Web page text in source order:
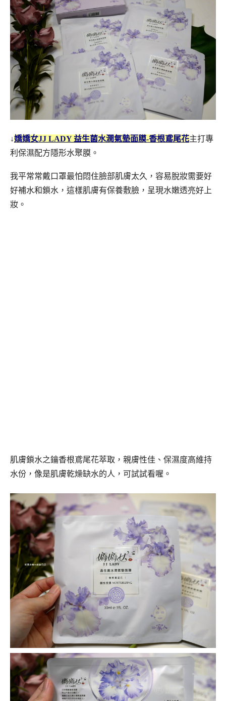
↓嬌嬌女JJ LADY 益生菌水潤氣墊面膜-香根鳶尾花主打專
利保濕配方隱形水聚膜。
我平常常戴口罩最怕悶住臉部肌膚太久，容易脫妝需要好
好補水和鎖水，這樣肌膚有保養敷臉，呈現水嫩透亮好上
妝。
肌膚鎖水之鑰香根鳶尾花萃取，親膚性佳、保濕度高維持
水份，像是肌膚乾燥缺水的人，可試試看喔。